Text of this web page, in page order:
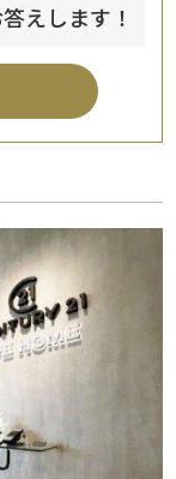
えします！